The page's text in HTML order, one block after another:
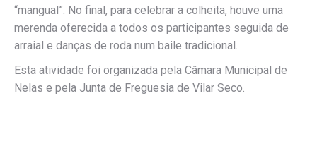
“mangual”. No final, para celebrar a colheita, houve uma
merenda oferecida a todos os participantes seguida de
arraial e danças de roda num baile tradicional.
Esta atividade foi organizada pela Câmara Municipal de
Nelas e pela Junta de Freguesia de Vilar Seco.